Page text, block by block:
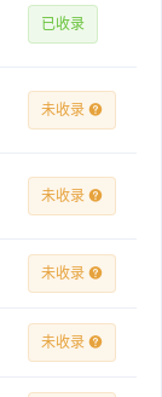
已收录
未收录
未收录
未收录
未收录